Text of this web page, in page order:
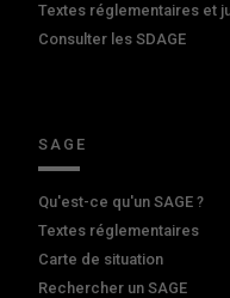
Textes réglementaires et
Consulter les SDAGE
SAGE
Qu'est-ce qu'un SAGE ?
Textes réglementaires
Carte de situation
Rechercher un SAGE